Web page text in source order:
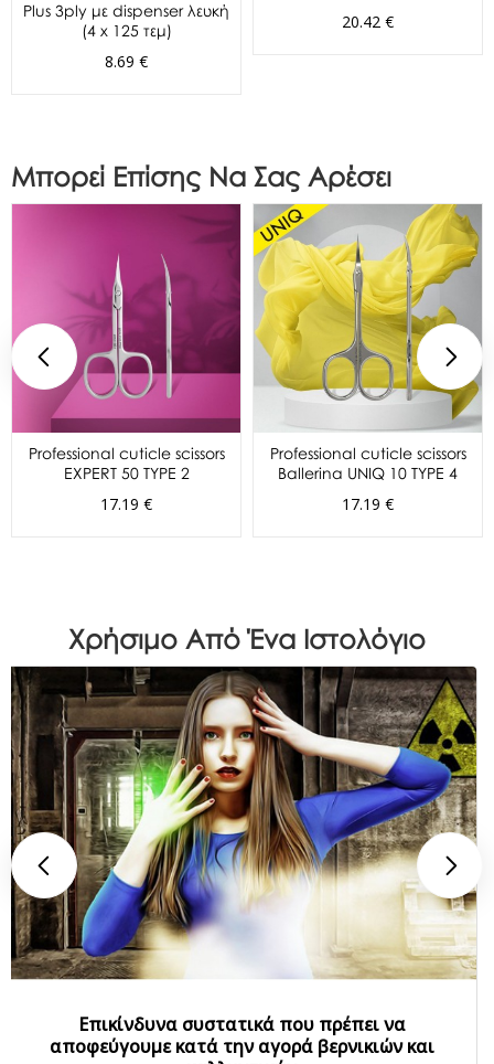
Plus 3ply με dispenser λευκή
(4 x 125 τεμ)
8.69 €
20.42 €
Μπορεί Επίσης Να Σας Αρέσει
Professional cuticle scissors
EXPERT 50 TYPE 2
17.19 €
Professional cuticle scissors
Ballerina UNIQ 10 TYPE 4
17.19 €
Χρήσιμο Από Ένα Ιστολόγιο
Επικίνδυνα συστατικά που πρέπει να
αποφεύγουμε κατά την αγορά βερνικιών και